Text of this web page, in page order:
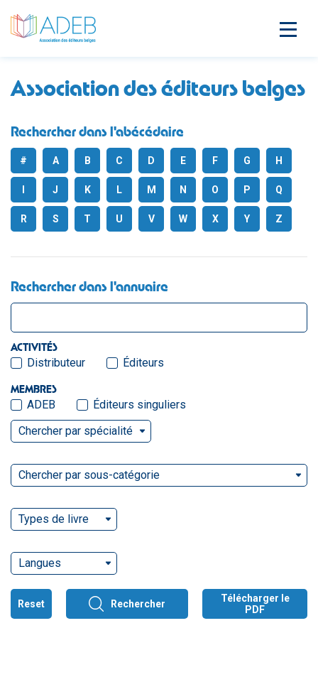
Association des éditeurs belges
Rechercher dans l'abécédaire
# A B C D E F G H
J K L M N O P Q
R S T U V W X Y Z
Rechercher dans l'annuaire
ACTIVITÉS
Distributeur Éditeurs
MEMBRES
ADEB
Éditeurs singuliers
Chercher par spécialité
Chercher par sous-catégorie
Types de livre
Langues
Reset Rechercher
Télécharger le
PDF